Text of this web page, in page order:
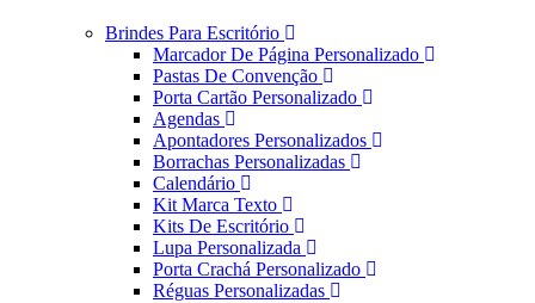
Brindes Para Escritório
Marcador De Página Personalizado
Pastas De Convenção
Porta Cartão Personalizado
Agendas
Apontadores Personalizados
Borrachas Personalizadas
Calendário
Kit Marca Texto
Kits De Escritório
Lupa Personalizada
Porta Crachá Personalizado
Réguas Personalizadas